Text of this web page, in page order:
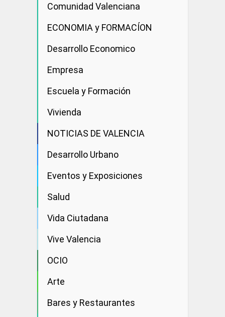
Comunidad Valenciana
ECONOMIA y FORMACÍON
Desarrollo Economico
Empresa
Escuela y Formación
Vivienda
NOTICIAS DE VALENCIA
Desarrollo Urbano
Eventos y Exposiciones
Salud
Vida Ciutadana
Vive Valencia
OCIO
Arte
Bares y Restaurantes